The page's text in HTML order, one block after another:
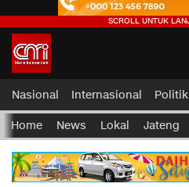
CMI News
Berani, Integritas dan Loyalitas
Nasional Internasional Politik
Home News Lokal Jateng